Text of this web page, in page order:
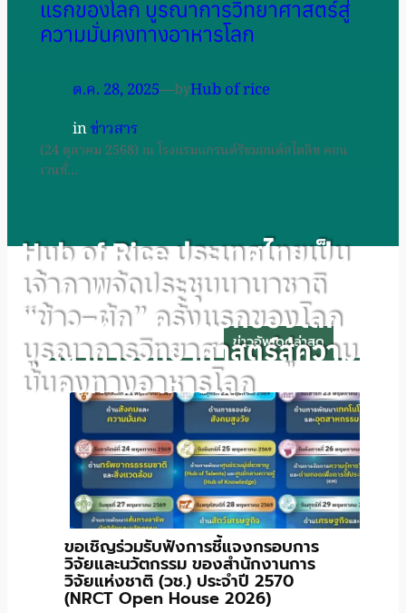
Hub of Rice ประเทศไทยเป็น
เจ้าภาพจัดประชุมนานาชาติ
“ข้าว–ผัก” ครั้งแรกของโลก
บูรณาการวิทยาศาสตร์สู่ความ
มั่นคงทางอาหารโลก
แรกของโลก บูรณาการวิทยาศาสตร์สู่
ความมั่นคงทางอาหารโลก
ต.ค. 28, 2025—byHub of rice
inข่าวสาร
(24 ตุลาคม 2568) ณ โรงแรมแกรนด์ริชมอนด์สไตลิช คอน
เวนชั่…
ข่าวอัพเดดล่าสุด
ขอเชิญร่วมรับฟังการชี้แจงกรอบการ
วิจัยและนวัตกรรม ของสำนักงานการ
วิจัยแห่งชาติ (วช.) ประจําปี 2570
(NRCT Open House 2026)